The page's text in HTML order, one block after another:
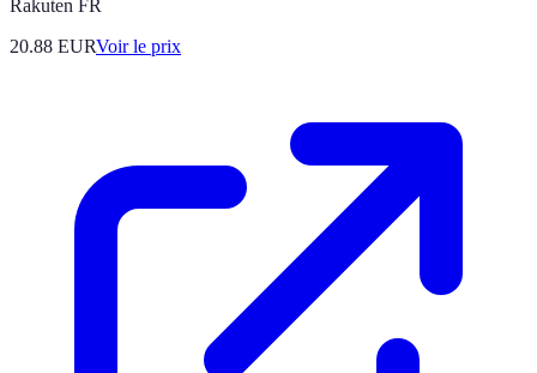
Rakuten FR
20.88 EURVoir le prix